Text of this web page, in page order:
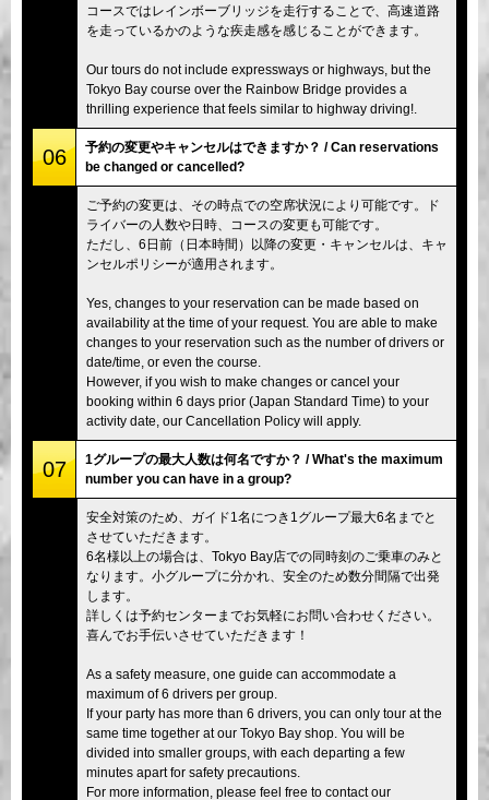
コースではレインボーブリッジを走行することで、高速道路
を走っているかのような疾走感を感じることができます。
Our tours do not include expressways or highways, but the
Tokyo Bay course over the Rainbow Bridge provides a
thrilling experience that feels similar to highway driving!.
06
予約の変更やキャンセルはできますか？ / Can reservations
be changed or cancelled?
ご予約の変更は、その時点での空席状況により可能です。ド
ライバーの人数や日時、コースの変更も可能です。
ただし、6日前（日本時間）以降の変更・キャンセルは、キャ
ンセルポリシーが適用されます。
Yes, changes to your reservation can be made based on
availability at the time of your request. You are able to make
changes to your reservation such as the number of drivers or
date/time, or even the course.
However, if you wish to make changes or cancel your
booking within 6 days prior (Japan Standard Time) to your
activity date, our Cancellation Policy will apply.
07
1グループの最大人数は何名ですか？ / What's the maximum
number you can have in a group?
安全対策のため、ガイド1名につき1グループ最大6名までと
させていただきます。
6名様以上の場合は、Tokyo Bay店での同時刻のご乗車のみと
なります。小グループに分かれ、安全のため数分間隔で出発
します。
詳しくは予約センターまでお気軽にお問い合わせください。
喜んでお手伝いさせていただきます！
As a safety measure, one guide can accommodate a
maximum of 6 drivers per group.
If your party has more than 6 drivers, you can only tour at the
same time together at our Tokyo Bay shop. You will be
divided into smaller groups, with each departing a few
minutes apart for safety precautions.
For more information, please feel free to contact our